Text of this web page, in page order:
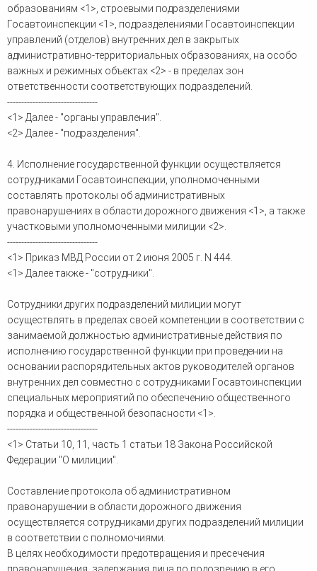
образованиям <1>, строевыми подразделениями
Госавтоинспекции <1>, подразделениями Госавтоинспекции
управлений (отделов) внутренних дел в закрытых
административно-территориальных образованиях, на особо
важных и режимных объектах <2> - в пределах зон
ответственности соответствующих подразделений.
--------------------------------
<1> Далее - "органы управления".
<2> Далее - "подразделения".
4. Исполнение государственной функции осуществляется
сотрудниками Госавтоинспекции, уполномоченными
составлять протоколы об административных
правонарушениях в области дорожного движения <1>, а также
участковыми уполномоченными милиции <2>.
--------------------------------
<1> Приказ МВД России от 2 июня 2005 г. N 444.
<1> Далее также - "сотрудники".
Сотрудники других подразделений милиции могут
осуществлять в пределах своей компетенции в соответствии с
занимаемой должностью административные действия по
исполнению государственной функции при проведении на
основании распорядительных актов руководителей органов
внутренних дел совместно с сотрудниками Госавтоинспекции
специальных мероприятий по обеспечению общественного
порядка и общественной безопасности <1>.
--------------------------------
<1> Статьи 10, 11, часть 1 статьи 18 Закона Российской
Федерации "О милиции".
Составление протокола об административном
правонарушении в области дорожного движения
осуществляется сотрудниками других подразделений милиции
в соответствии с полномочиями.
В целях необходимости предотвращения и пресечения